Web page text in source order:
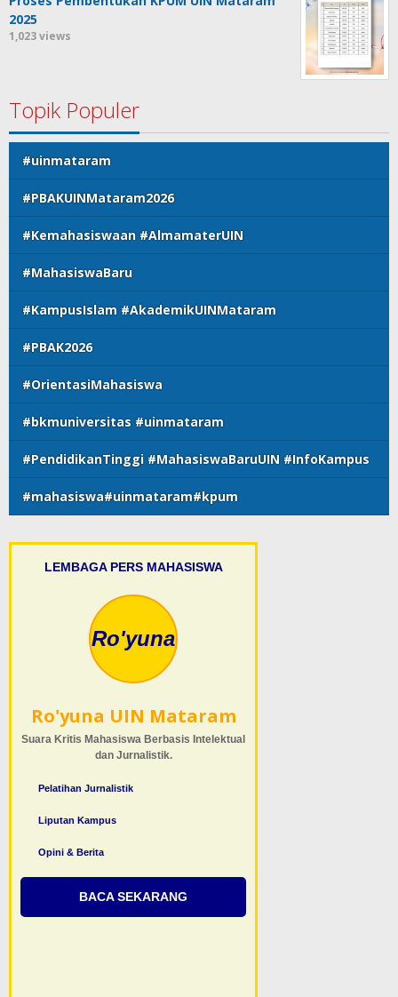
2025
1,023 views
Topik Populer
#uinmataram
#PBAKUINMataram2026
#Kemahasiswaan #AlmamaterUIN
#MahasiswaBaru
#KampusIslam #AkademikUINMataram
#PBAK2026
#OrientasiMahasiswa
#bkmuniversitas #uinmataram
#PendidikanTinggi #MahasiswaBaruUIN #InfoKampus
#mahasiswa#uinmataram#kpum
LEMBAGA PERS MAHASISWA
Ro'yuna
Ro'yuna UIN Mataram
Suara Kritis Mahasiswa Berbasis Intelektual
dan Jurnalistik.
Pelatihan Jurnalistik
Liputan Kampus
Opini & Berita
BACA SEKARANG